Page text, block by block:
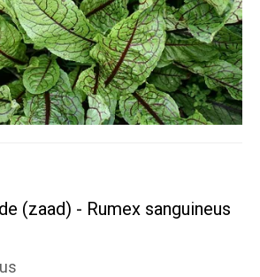
(zaad) - Rumex sanguineus